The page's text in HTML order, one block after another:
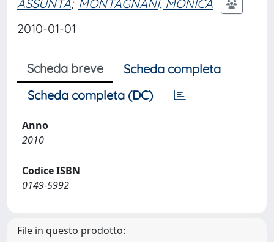
ASSUNTA; MONTAGNANI, MONICA
2010-01-01
Scheda breve
Scheda completa
Scheda completa (DC)
Anno
2010
Codice ISBN
0149-5992
File in questo prodotto: